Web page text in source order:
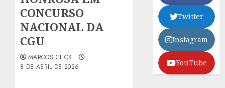
CONCURSO
NACIONAL DA
CGU
MARCOS CLICK
8 DE ABRIL DE 2026
Twitter
Instagram
YouTube